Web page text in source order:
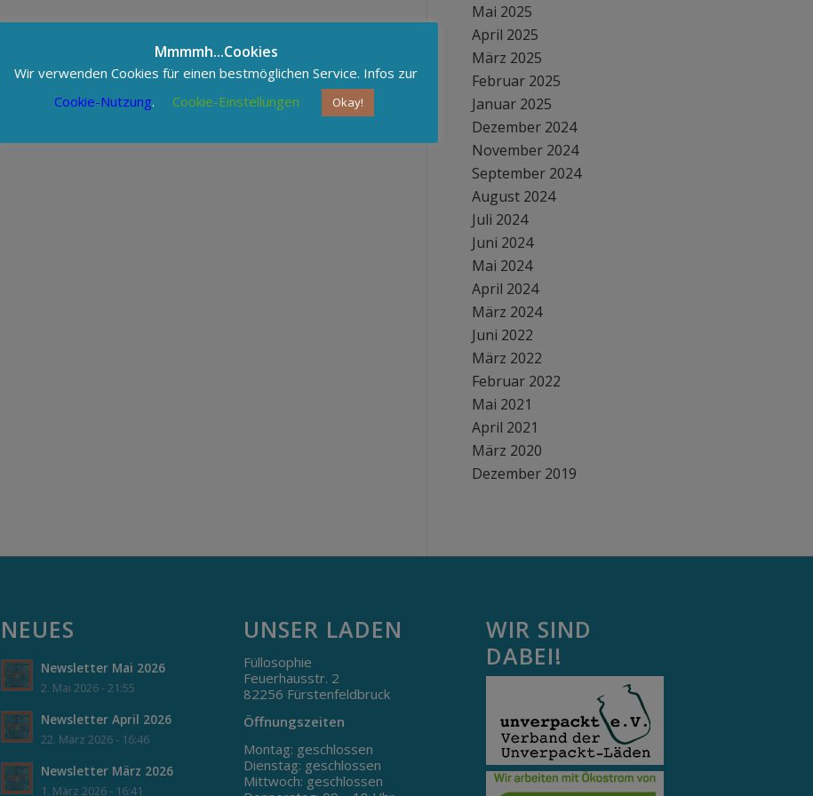
Mai 2025
April 2025
März 2025
Februar 2025
Januar 2025
Dezember 2024
November 2024
September 2024
August 2024
Juli 2024
Juni 2024
Mai 2024
April 2024
März 2024
Juni 2022
März 2022
Februar 2022
Mai 2021
April 2021
März 2020
Dezember 2019
NEUES
Newsletter Mai 2026
2. Mai 2026 - 21:55
Newsletter April 2026
22. März 2026 - 16:46
Newsletter März 2026
1. März 2026 - 16:41
UNSER LADEN
Füllosophie
Feuerhausstr. 2
82256 Fürstenfeldbruck
Öffnungszeiten
Montag: geschlossen
Dienstag: geschlossen
Mittwoch: geschlossen
WIR SIND
DABEI!
Mmmmh...Cookies
Wir verwenden Cookies für einen bestmöglichen Service. Infos zur
Cookie-Nutzung. Cookie-Einstellungen Okay!